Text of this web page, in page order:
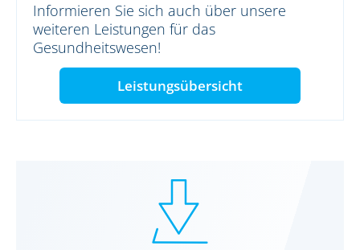
Informieren Sie sich auch über unsere
weiteren Leistungen für das
Gesundheitswesen!
Leistungsübersicht